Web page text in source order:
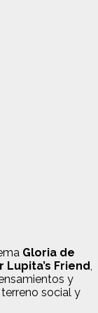
Gloria de
Friend,
y
social y